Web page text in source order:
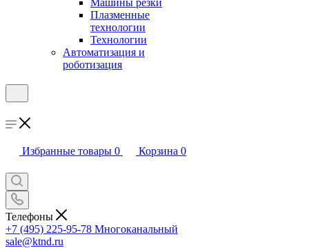
Машины резки
Плазменные
технологии
Технологии
Автоматизация и
роботизация
Избранные товары 0 Корзина 0
Телефоны
+7 (495) 225-95-78 Многоканальный
sale@ktnd.ru